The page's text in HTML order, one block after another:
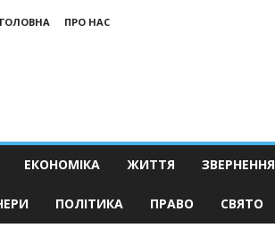
ГОЛОВНА
ПРО НАС
ЕКОНОМІКА ЖИТТЯ ЗВЕРНЕННЯ
ПОЛІТИКА ПРАВО СВЯТО